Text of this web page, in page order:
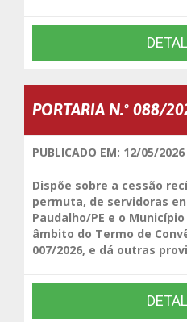
PORTARIA N.º 088/
PUBLICADO EM: 12/05/
Dispõe sobre a cessão
permuta, de servidoras
Paudalho/PE e o
âmbito do Termo de
007/2026, e dá outras